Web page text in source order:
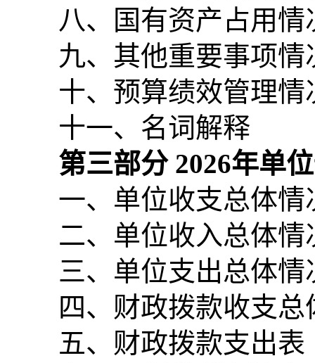
八、国有资产占用情
九、其他重要事项情
十、预算绩效管理情
十一、名词解释
第三部分2026年单
一、单位收支总体情
二、单位收入总体情
三、单位支出总体情
四、财政拨款收支总
五、财政拨款支出表